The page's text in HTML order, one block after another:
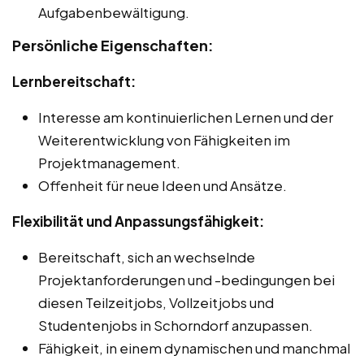
Aufgabenbewältigung.
Persönliche Eigenschaften:
Lernbereitschaft:
Interesse am kontinuierlichen Lernen und der
Weiterentwicklung von Fähigkeiten im
Projektmanagement.
Offenheit für neue Ideen und Ansätze.
Flexibilität und Anpassungsfähigkeit:
Bereitschaft, sich an wechselnde
Projektanforderungen und -bedingungen bei
diesen Teilzeitjobs, Vollzeitjobs und
Studentenjobs in Schorndorf anzupassen.
Fähigkeit, in einem dynamischen und manchmal